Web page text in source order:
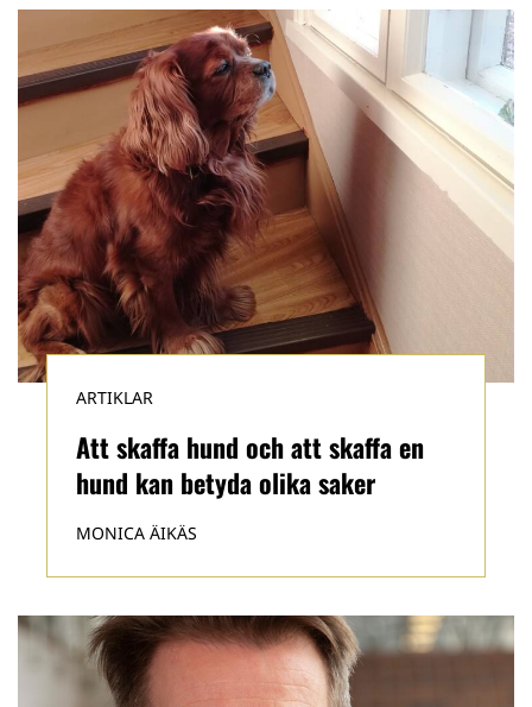
Att skaffa hund och att skaffa en
hund kan betyda olika saker
ARTIKLAR
MONICA ÄIKÄS